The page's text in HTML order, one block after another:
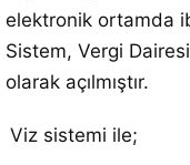
elektronik ortamda
Sistem, Vergi
olarak açılmıştır.
Viz sistemi ile;